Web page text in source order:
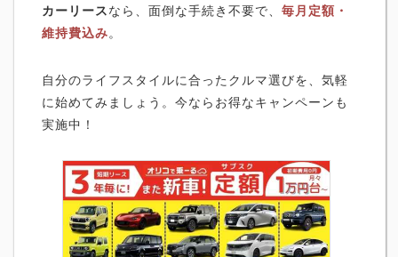
カーリースなら、面倒な手続き不要で、 毎月定額・
維持費込み。
自分のライフスタイルに合ったクルマ選びを、気軽
に始めてみましょう。今ならお得なキャンペーンも
実施中！